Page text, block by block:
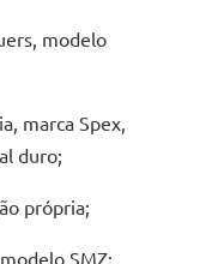
modelo
marca Spex,
duro;
própria;
SMZ;